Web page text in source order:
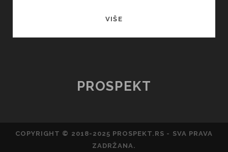
VIŠEPLUTAJUĆE
PROSPEKT
COPYRIGHT © 2018-2025 PROSPEKT.RS - SVA PRAVA
ZADRŽANA.